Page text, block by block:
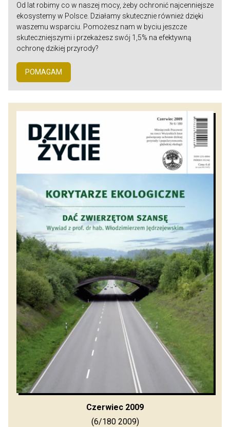
Od lat robimy co w naszej mocy, żeby ochronić najcenniejsze
ekosystemy w Polsce. Działamy skutecznie również dzięki
waszemu wsparciu. Pomożesz nam w byciu jeszcze
skuteczniejszymi i przekażesz swój 1,5% na efektywną
ochronę dzikiej przyrody?
POMAGAM
Czerwiec 2009
(6/180 2009)